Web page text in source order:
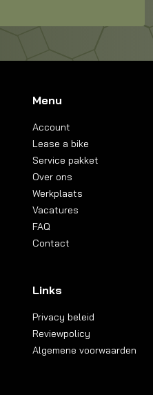
Menu
Account
Lease a bike
Service pakket
Over ons
Werkplaats
Vacatures
FAQ
Contact
Links
Privacy beleid
Reviewpolicy
Algemene voorwaarden